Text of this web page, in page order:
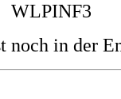
WLPINF3
noch in der